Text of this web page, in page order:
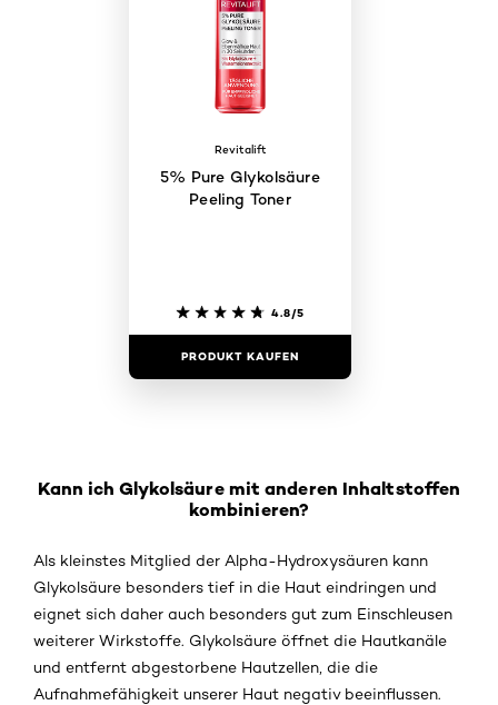
Revitalift
5% Pure Glykolsäure
Peeling Toner
4.8/5
PRODUKT KAUFEN
Kann ich Glykolsäure mit anderen Inhaltstoffen
kombinieren?
Als kleinstes Mitglied der Alpha-Hydroxysäuren kann
Glykolsäure besonders tief in die Haut eindringen und
eignet sich daher auch besonders gut zum Einschleusen
weiterer Wirkstoffe. Glykolsäure öffnet die Hautkanäle
und entfernt abgestorbene Hautzellen, die die
Aufnahmefähigkeit unserer Haut negativ beeinflussen.